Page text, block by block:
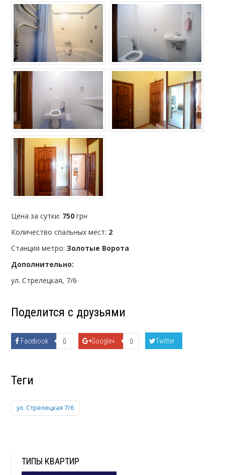
Цена за сутки: 750 грн
Количество спальных мест: 2
Станция метро:Золотые Ворота
Дополнительно:
ул. Стрелецкая, 7/6
Поделится с друзьями
Facebook 0 Google+ 0 Twitter
Теги
ул. Стрелецкая 7/6
ТИПЫ КВАРТИР